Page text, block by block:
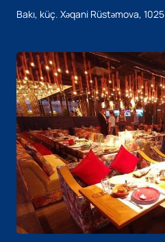
Bakı, küç. Xəqani Rüstəmova, 1025